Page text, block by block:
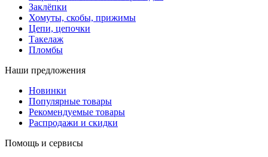
Заклёпки
Хомуты, скобы, прижимы
Цепи, цепочки
Такелаж
Пломбы
Наши предложения
Новинки
Популярные товары
Рекомендуемые товары
Распродажи и скидки
Помощь и сервисы